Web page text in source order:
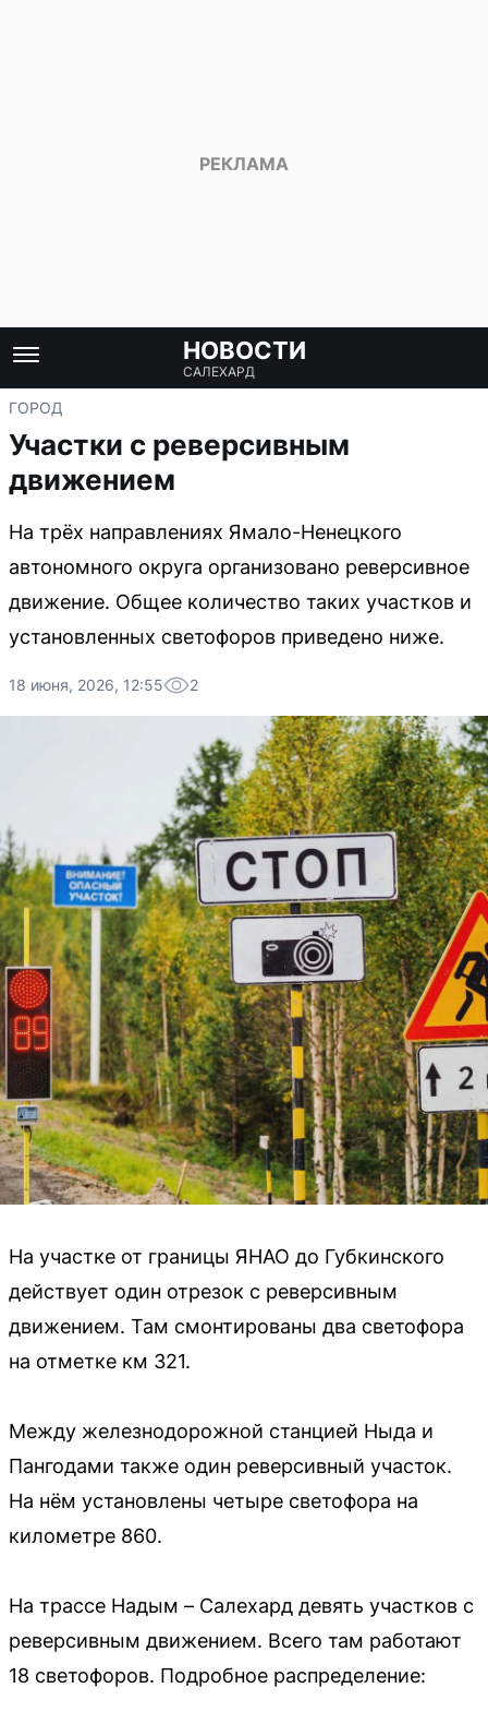
НОВОСТИ
САЛЕХАРД
ГОРОД
Участки с реверсивным
движением
На трёх направлениях Ямало-Ненецкого
автономного округа организовано реверсивное
движение. Общее количество таких участков и
установленных светофоров приведено ниже.
18 июня, 2026, 12:55 2
На участке от границы ЯНАО до Губкинского
действует один отрезок с реверсивным
движением. Там смонтированы два светофора
на отметке км 321.
Между железнодорожной станцией Ныда и
Пангодами также один реверсивный участок.
На нём установлены четыре светофора на
километре 860.
На трассе Надым – Салехард девять участков с
реверсивным движением. Всего там работают
18 светофоров. Подробное распределение: